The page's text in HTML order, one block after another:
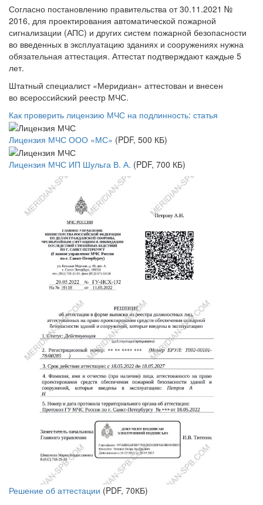
Согласно постановлению правительства от 30.11.2021 №
2016, для проектирования автоматической пожарной
сигнализации (АПС) и других систем пожарной безопасности
во введенных в эксплуатацию зданиях и сооружениях нужна
обязательная аттестация. Аттестат подтверждают каждые 5
лет.
Штатный специалист «Меридиан» аттестован и внесен
во всероссийский реестр МЧС.
Как проверить лицензию МЧС на подлинность: статья
Лицензия МЧС ООО «МС» (PDF, 500 КБ)
Лицензия МЧС ИП Шульга В. А. (PDF, 700 КБ)
Решение об аттестации (PDF, 70КБ)